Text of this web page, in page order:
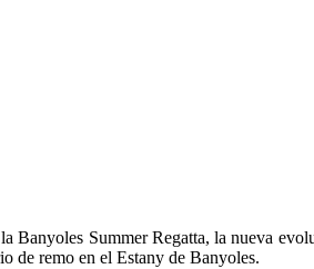
Summer Regatta, la nueva
de remo en el Estany de Banyoles.